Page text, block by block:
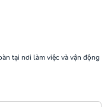
tại nơi làm việc và vận động